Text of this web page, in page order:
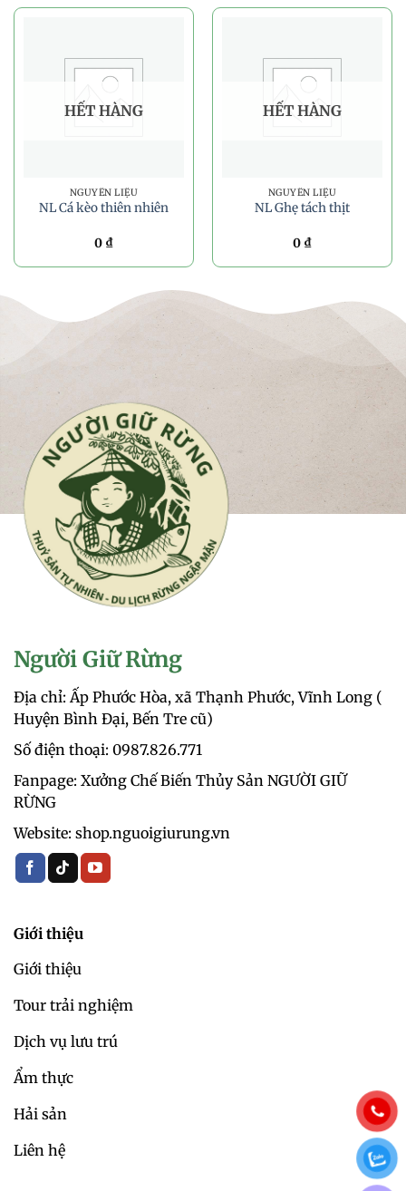
HẾT HÀNG
NGUYÊN LIỆU
NL Cá kèo thiên nhiên
0 ₫
HẾT HÀNG
NGUYÊN LIỆU
NL Ghẹ tách thịt
0 ₫
Người Giữ Rừng
Địa chỉ: Ấp Phước Hòa, xã Thạnh Phước, Vĩnh Long (
Huyện Bình Đại, Bến Tre cũ)
Số điện thoại: 0987.826.771‬
Fanpage: Xưởng Chế Biến Thủy Sản NGƯỜI GIỮ
RỪNG
Website: shop.nguoigiurung.vn
Giới thiệu
Giới thiệu
Tour trải nghiệm
Dịch vụ lưu trú
Ẩm thực
Hải sản
Liên hệ